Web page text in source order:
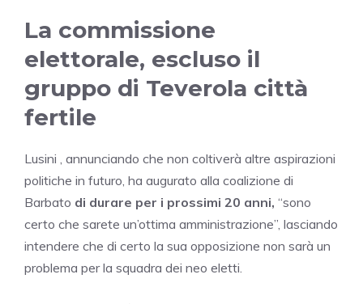
La commissione
elettorale, escluso il
gruppo di Teverola città
fertile
Lusini , annunciando che non coltiverà altre aspirazioni
politiche in futuro, ha augurato alla coalizione di
Barbato di durare per i prossimi 20 anni, “sono
certo che sarete un’ottima amministrazione”, lasciando
intendere che di certo la sua opposizione non sarà un
problema per la squadra dei neo eletti.